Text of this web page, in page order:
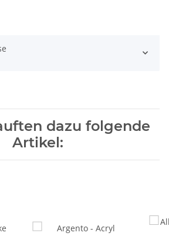
dazu folgende
Artikel: